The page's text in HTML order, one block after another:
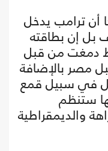
ترامب يدخل
بل إن بطاقته
دمغت من قبل
مصر بالإضافة
في سبيل قمع
ستنظم
والديمقراطية